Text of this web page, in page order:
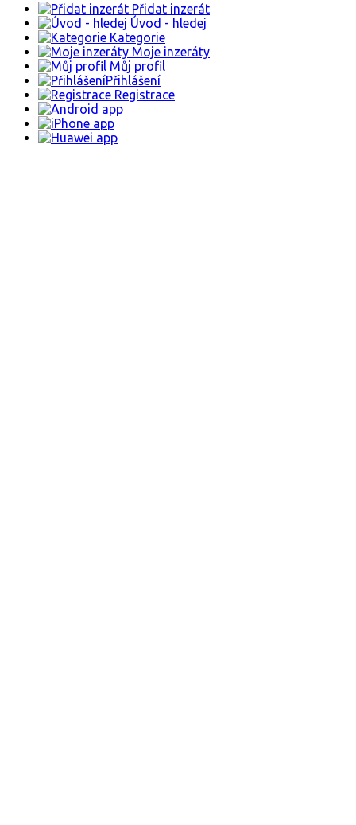
Přidat inzerát
Úvod - hledej
Kategorie
Moje inzeráty
Můj profil
Přihlášení
Registrace